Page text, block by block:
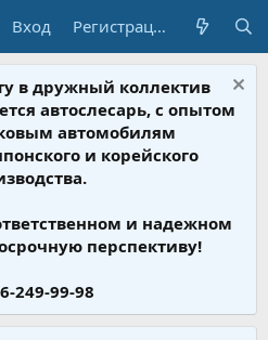
Вход Регистрация
в дружный коллектив
автослесарь, с опытом
автомобилям
и корейского
и надежном
перспективу!
249-99-98